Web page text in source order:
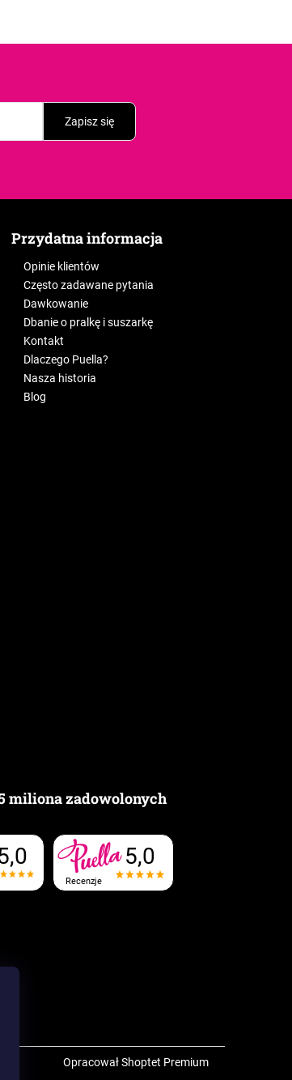
Zapisz się
Przydatna informacja
Opinie klientów
Często zadawane pytania
Dawkowanie
Dbanie o pralkę i suszarkę
Kontakt
Dlaczego Puella?
Nasza historia
Blog
miliona zadowolonych
Recenzje
5,0
Opracował Shoptet Premium